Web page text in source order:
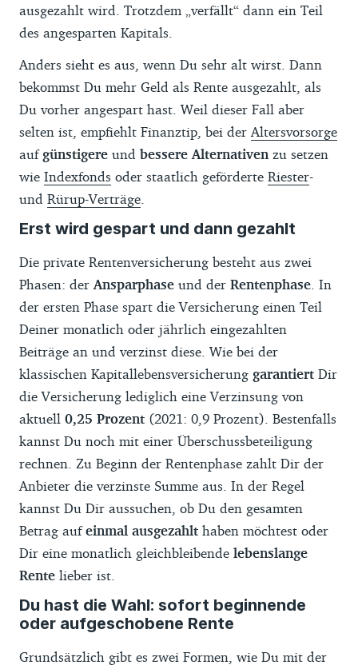
ausgezahlt wird. Trotzdem „verfällt“ dann ein Teil
des angesparten Kapitals.
Anders sieht es aus, wenn Du sehr alt wirst. Dann
bekommst Du mehr Geld als Rente ausgezahlt, als
Du vorher angespart hast. Weil dieser Fall aber
selten ist, empfiehlt Finanztip, bei der Altersvorsorge
aufgünstigere und bessere Alternativen zu setzen
wie Indexfonds oder staatlich geförderte Riester-
und Rürup-Verträge
Erst wird gespart und dann gezahlt
Die private Rentenversicherung besteht aus zwei
Phasen: der Ansparphase und der Rentenphase . In
der ersten Phase spart die Versicherung einen Teil
Deiner monatlich oder jährlich eingezahlten
Beiträge an und verzinst diese. Wie bei der
klassischen Kapitallebensversicherung garantiert Dir
die Versicherung lediglich eine Verzinsung von
aktuell 0,25 Prozent (2021: 0,9 Prozent). Bestenfalls
kannst Du noch mit einer Überschussbeteiligung
rechnen. Zu Beginn der Rentenphase zahlt Dir der
Anbieter die verzinste Summe aus. In der Regel
kannst Du Dir aussuchen, ob Du den gesamten
Betrag aufeinmal ausgezahlt haben möchtest oder
Dir eine monatlich gleichbleibende lebenslange
Rente lieber ist.
Du hast die Wahl: sofort beginnende
oder aufgeschobene Rente
Grundsätzlich gibt es zwei Formen, wie Du mit der